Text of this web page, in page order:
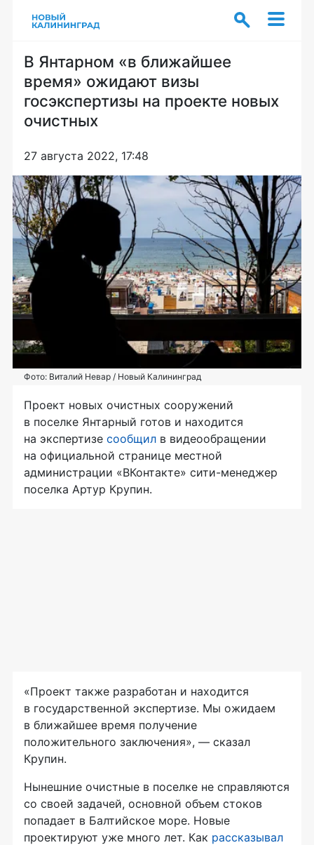
В Янтарном «в ближайшее
время» ожидают визы
госэкспертизы на проекте новых
очистных
27 августа 2022, 17:48
Фото: Виталий Невар / Новый Калининград
Проект новых очистных сооружений
в поселке Янтарный готов и находится
на экспертизе сообщил в видеообращении
на официальной странице местной
администрации «ВКонтакте» сити-менеджер
поселка Артур Крупин.
«Проект также разработан и находится
в государственной экспертизе. Мы ожидаем
в ближайшее время получение
положительного заключения», — сказал
Крупин.
Нынешние очистные в поселке не справляются
со своей задачей, основной объем стоков
попадает в Балтийское море. Новые
проектируют уже много лет. Как рассказывал